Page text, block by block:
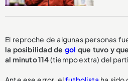
El reproche de algunas personas
la posibilidad de gol que tuvo y
al minuto 114(tiempo extra) del